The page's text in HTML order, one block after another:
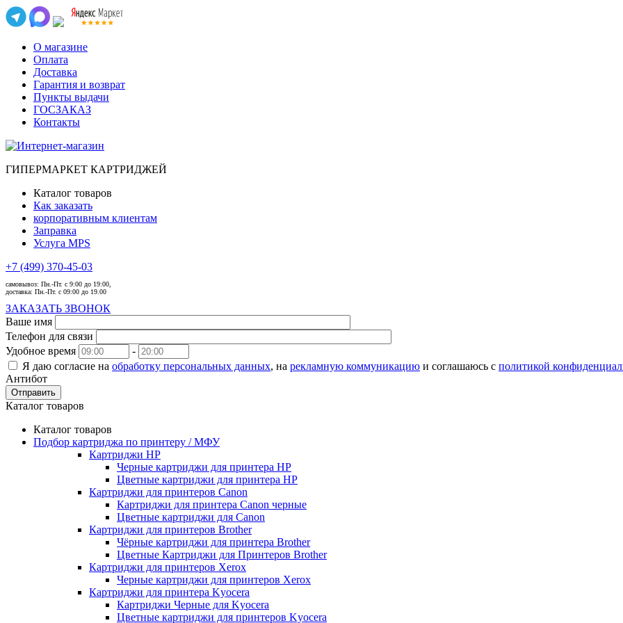
О магазине
Оплата
Доставка
Гарантия и возврат
Пункты выдачи
ГОСЗАКАЗ
Контакты
ГИПЕРМАРКЕТ КАРТРИДЖЕЙ
Каталог товаров
Как заказать
корпоративным клиентам
Заправка
Услуга MPS
+7 (499) 370-45-03
самовывоз: Пн.-Пт. с 9:00 до 19:00,
доставка: Пн.-Пт. с 09:00 до 19.00
ЗАКАЗАТЬ ЗВОНОК
Ваше имя
Телефон для связи
Удобное время
-
Я даю согласие на обработку персональных данных, на рекламную коммуникацию и соглашаюсь с политикой
Антибот
Отправить
Каталог товаров
Каталог товаров
Подбор картриджа по принтеру / МФУ
Картриджи HP
Черные картриджи для принтера HP
Цветные картриджи для принтера HP
Картриджи для принтеров Сanon
Картриджи для принтера Сanon черные
Цветные картриджи для Сanon
Картриджи для принтеров Brother
Чёрные картриджи для принтера Brother
Цветные Картриджи для Принтеров Brother
Картриджи для принтеров Xerox
Черные картриджи для принтеров Xerox
Картриджи для принтера Kyocera
Картриджи Черные для Kyocera
Цветные картриджи для принтеров Kyocera